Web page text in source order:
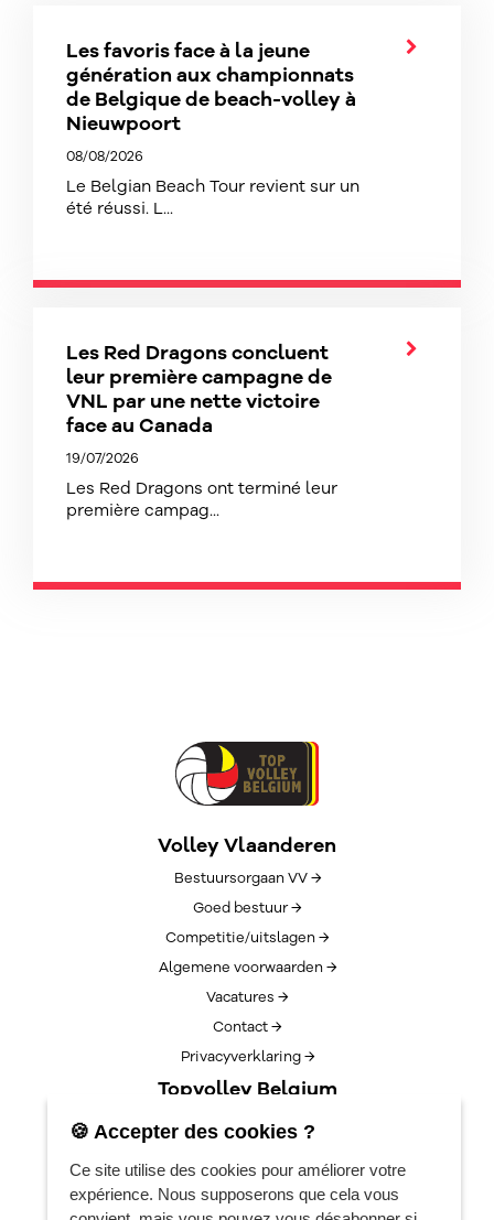
Les favoris face à la jeune
génération aux championnats
de Belgique de beach-volley à
Nieuwpoort
08/08/2026
Le Belgian Beach Tour revient sur un
été réussi. L...
Les Red Dragons concluent
leur première campagne de
VNL par une nette victoire
face au Canada
19/07/2026
Les Red Dragons ont terminé leur
première campag...
Volley Vlaanderen
Bestuursorgaan VV →
Goed bestuur →
Competitie/uitslagen →
Algemene voorwaarden →
Vacatures →
Contact →
Privacyverklaring →
Topvolley Belgium
Over TopVolleyBelgium →
Lotto Cup Finals →
EuroVolleyCenter
🍪 Accepter des cookies ?
Ce site utilise des cookies pour améliorer votre
expérience. Nous supposerons que cela vous